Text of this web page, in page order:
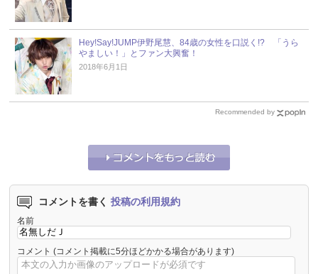
Hey!Say!JUMP伊野尾慧、84歳の女性を口説く!? 「うら
やましい！」とファン大興奮！
2018年6月1日
Recommended by
コメントを書く 投稿の利用規約
名前
コメント (コメント掲載に5分ほどかかる場合があります)